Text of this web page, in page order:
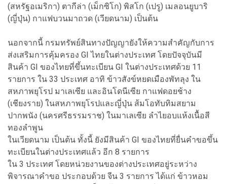
(สหรัฐอเมริกา) ตากีล่า (เม็กซิโก) พิสโก (เปรู) เมลอนยูบาริ
(ญี่ปุ่น) กาแฟบวนมาถวด (เวียดนาม) เป็นต้น
นอกจากนี้ กรมทรัพย์สินทางปัญญายังให้ความสำคัญกับการ
ส่งเสริมการคุ้มครอง GI ไทยในต่างประเทศ โดยปัจจุบันมี
สินค้า GI ของไทยที่ขึ้นทะเบียน GI ในต่างประเทศด้วย 11
รายการ ใน 33 ประเทศ อาทิ ข้าวสังข์หยดเมืองพัทลุง ใน
สหภาพยุโรป มาเลเซีย และอินโดนีเซีย กาแฟดอยช้าง
(เชียงราย) ในสหภาพยุโรปและญี่ปุ่น ส้มโอทับทิมสยาม
ปากพนัง (นครศรีธรรมราช) ในมาเลเซีย ลำไยอบแห้งเนื้อสี
ทองลำพูน
ในเวียดนาม เป็นต้น ทั้งนี้ ยังมีสินค้า GI ของไทยที่ยื่นคำขอขึ้น
ทะเบียนในต่างประเทศแล้ว อีก 8 รายการ
ใน 3 ประเทศ โดยหน่วยงานของต่างประเทศอยู่ระหว่าง
พิจารณาคำขอ ประกอบด้วย จีน 3 รายการ ได้แก่ ข้าวหอม